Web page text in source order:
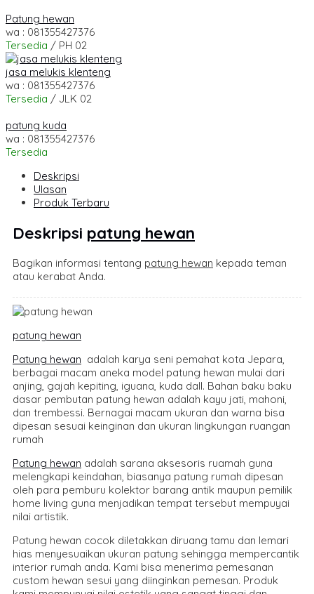
Patung hewan
wa : 081355427376
Tersedia / PH 02
jasa melukis klenteng
wa : 081355427376
Tersedia / JLK 02
patung kuda
wa : 081355427376
Tersedia
Deskripsi
Ulasan
Produk Terbaru
Deskripsi patung hewan
Bagikan informasi tentang patung hewan kepada teman
atau kerabat Anda.
patung hewan
Patung hewan adalah karya seni pemahat kota Jepara,
berbagai macam aneka model patung hewan mulai dari
anjing, gajah kepiting, iguana, kuda dall. Bahan baku baku
dasar pembutan patung hewan adalah kayu jati, mahoni,
dan trembessi. Bernagai macam ukuran dan warna bisa
dipesan sesuai keinginan dan ukuran lingkungan ruangan
rumah
Patung hewan adalah sarana aksesoris ruamah guna
melengkapi keindahan, biasanya patung rumah dipesan
oleh para pemburu kolektor barang antik maupun pemilik
home living guna menjadikan tempat tersebut mempuyai
nilai artistik.
Patung hewan cocok diletakkan diruang tamu dan lemari
hias menyesuaikan ukuran patung sehingga mempercantik
interior rumah anda. Kami bisa menerima pemesanan
custom hewan sesui yang diinginkan pemesan. Produk